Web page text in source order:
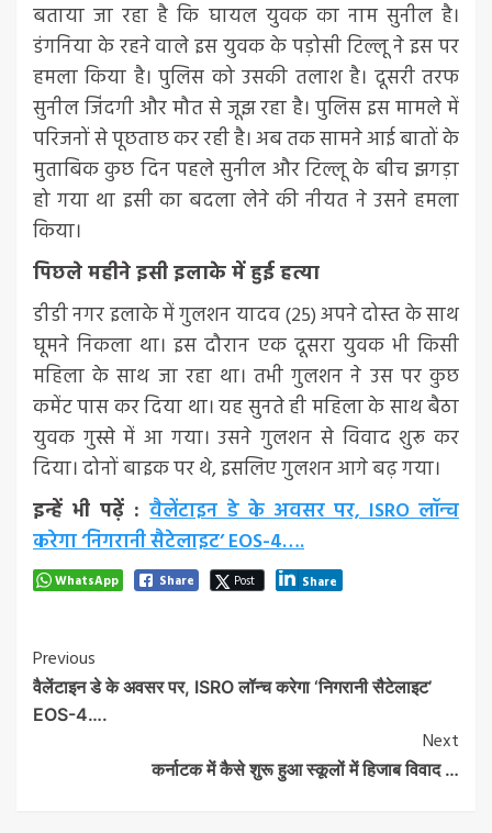
बताया जा रहा है कि घायल युवक का नाम सुनील है।
डंगनिया के रहने वाले इस युवक के पड़ोसी टिल्लू ने इस पर
हमला किया है। पुलिस को उसकी तलाश है। दूसरी तरफ
सुनील जिंदगी और मौत से जूझ रहा है। पुलिस इस मामले में
परिजनों से पूछताछ कर रही है। अब तक सामने आई बातों के
मुताबिक कुछ दिन पहले सुनील और टिल्लू के बीच झगड़ा
हो गया था इसी का बदला लेने की नीयत ने उसने हमला
किया।
पिछले महीने इसी इलाके में हुई हत्या
डीडी नगर इलाके में गुलशन यादव (25) अपने दोस्त के साथ
घूमने निकला था। इस दौरान एक दूसरा युवक भी किसी
महिला के साथ जा रहा था। तभी गुलशन ने उस पर कुछ
कमेंट पास कर दिया था। यह सुनते ही महिला के साथ बैठा
युवक गुस्से में आ गया। उसने गुलशन से विवाद शुरू कर
दिया। दोनों बाइक पर थे, इसलिए गुलशन आगे बढ़ गया।
इन्हें भी पढ़ें :वैलेंटाइन डे के अवसर पर, ISRO लॉन्च
करेगा ‘निगरानी सैटेलाइट’ EOS-4….
WhatsApp Share Post Share
Post
Navigation
Previous
वैलेंटाइन डे के अवसर पर, ISRO लॉन्च करेगा ‘निगरानी सैटेलाइट’
EOS-4….
Next
कर्नाटक में कैसे शुरू हुआ स्कूलों में हिजाब विवाद …